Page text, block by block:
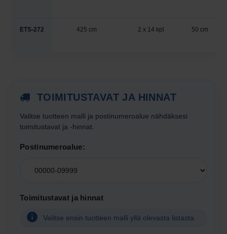
ETS-272 425 cm 2 x 14 kpl 50 cm
TOIMITUSTAVAT JA HINNAT
Valitse tuotteen malli ja postinumeroalue nähdäksesi
toimitustavat ja -hinnat.
Postinumeroalue:
postinumeroalue
näyttämistä
varten
Toimitustavat ja hinnat
Valitse ensin tuotteen malli yllä olevasta listasta.